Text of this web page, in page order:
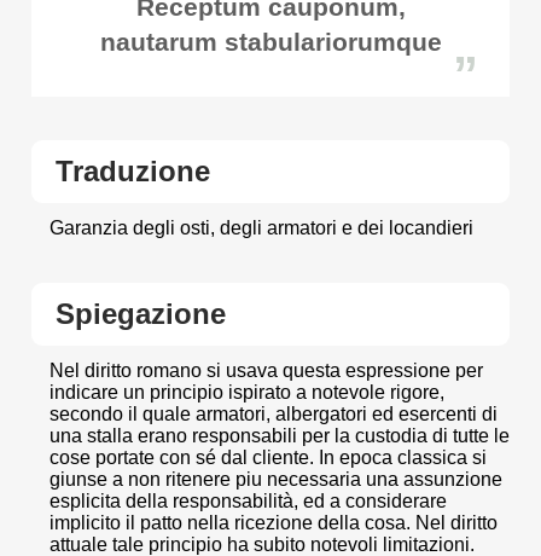
Receptum cauponum,
nautarum stabulariorumque
”
Traduzione
Garanzia degli osti, degli armatori e dei locandieri
Spiegazione
Nel diritto romano si usava questa espressione per
indicare un principio ispirato a notevole rigore,
secondo il quale armatori, albergatori ed esercenti di
una stalla erano responsabili per la custodia di tutte le
cose portate con sé dal cliente. In epoca classica si
giunse a non ritenere piu necessaria una assunzione
esplicita della responsabilità, ed a considerare
implicito il patto nella ricezione della cosa. Nel diritto
attuale tale principio ha subito notevoli limitazioni.